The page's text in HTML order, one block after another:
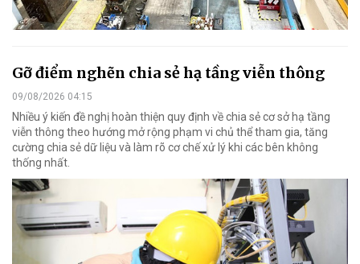
Gỡ điểm nghẽn chia sẻ hạ tầng viễn thông
09/08/2026 04:15
Nhiều ý kiến đề nghị hoàn thiện quy định về chia sẻ cơ sở hạ tầng
viễn thông theo hướng mở rộng phạm vi chủ thể tham gia, tăng
cường chia sẻ dữ liệu và làm rõ cơ chế xử lý khi các bên không
thống nhất.